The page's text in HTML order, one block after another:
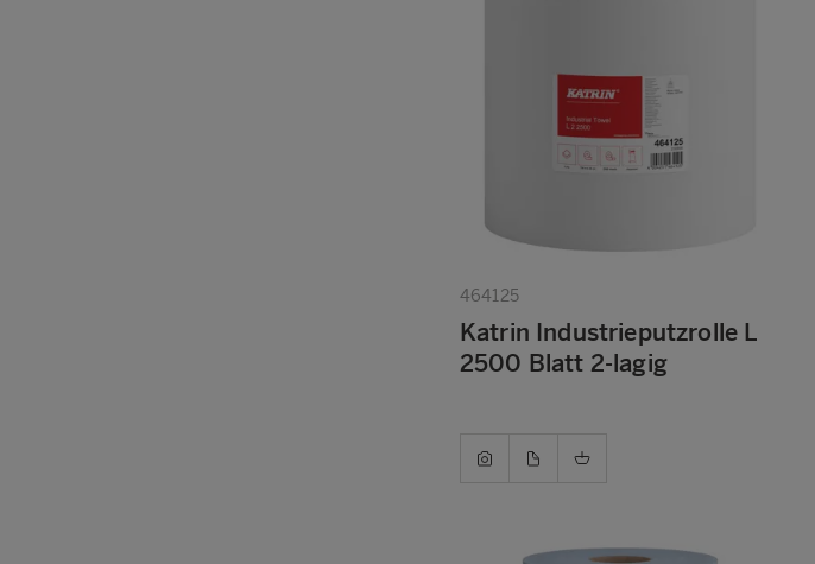
464125
Katrin Industrieputzrolle L
2500 Blatt 2-lagig